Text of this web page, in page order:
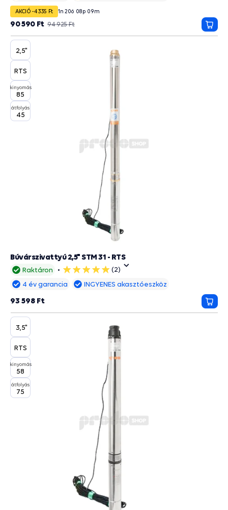
AKCIÓ -4 335 Ft 1n 20ó 08p 09m
94 925 Ft
90 590 Ft
2,5"
RTS
kinyomás
85
átfolyás
45
Raktáron
5
csillag
(2)
Búvárszivattyú 2,5" STM 31 - RTS
4 év garancia INGYENES akasztóeszköz
93 598 Ft
3,5"
RTS
kinyomás
58
átfolyás
75